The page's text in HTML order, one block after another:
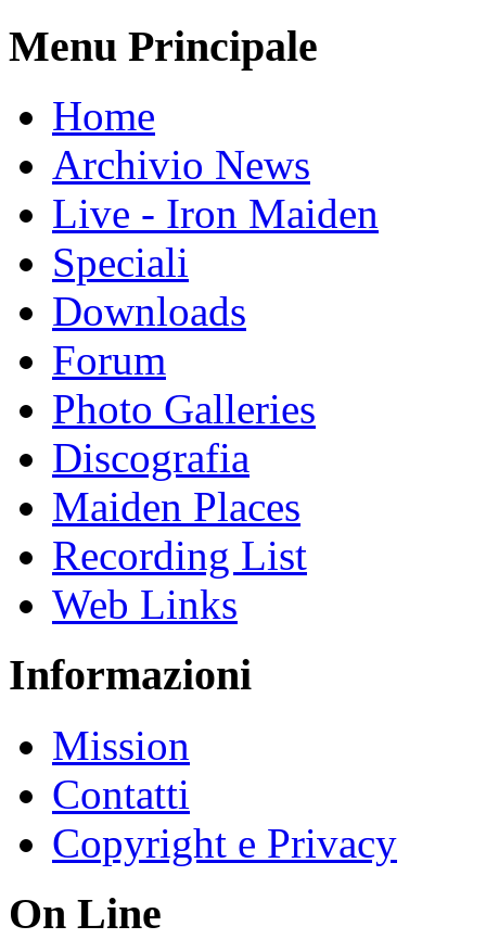
Menu Principale
Home
Archivio News
Live - Iron Maiden
Speciali
Downloads
Forum
Photo Galleries
Discografia
Maiden Places
Recording List
Web Links
Informazioni
Mission
Contatti
Copyright e Privacy
On Line